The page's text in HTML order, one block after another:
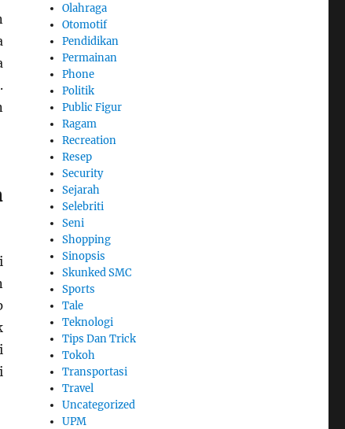
Olahraga
Otomotif
Pendidikan
Permainan
Phone
Politik
Public Figur
Ragam
Recreation
Resep
Security
Sejarah
Selebriti
Seni
Shopping
Sinopsis
Skunked SMC
Sports
Tale
Teknologi
Tips Dan Trick
Tokoh
Transportasi
Travel
Uncategorized
UPM